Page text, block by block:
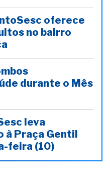
oferece
no bairro
durante o Mês
leva
Praça Gentil
feira (10)